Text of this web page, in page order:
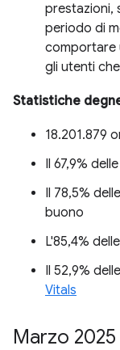
prestazioni,
periodo di
comportare
gli utenti
Statistiche
18.201.879
Il 67,9%
Il 78,5%
buono
L'85,4%
Il 52,9%
Vitals
Marzo 2025